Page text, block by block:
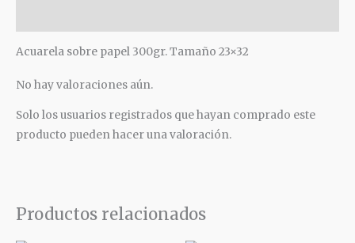
Acuarela sobre papel 300gr. Tamaño 23×32
No hay valoraciones aún.
Solo los usuarios registrados que hayan comprado este
producto pueden hacer una valoración.
Productos relacionados